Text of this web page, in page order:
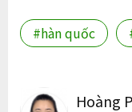
#hàn quốc
Hoàng